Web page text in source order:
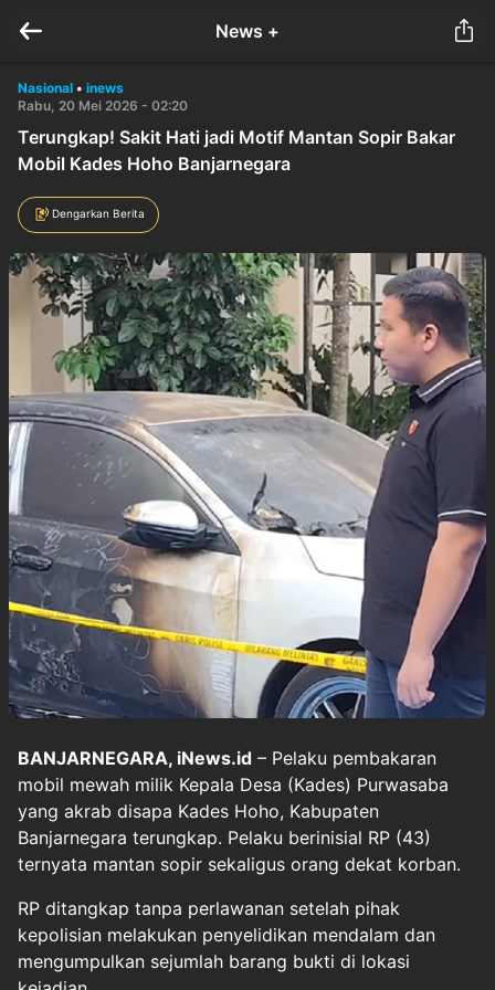
News +
Nasional • inews
Rabu, 20 Mei 2026 - 02:20
Terungkap! Sakit Hati jadi Motif Mantan Sopir Bakar
Mobil Kades Hoho Banjarnegara
Dengarkan Berita
BANJARNEGARA, iNews.id – Pelaku pembakaran
mobil mewah milik Kepala Desa (Kades) Purwasaba
yang akrab disapa Kades Hoho, Kabupaten
Banjarnegara terungkap. Pelaku berinisial RP (43)
ternyata mantan sopir sekaligus orang dekat korban.
RP ditangkap tanpa perlawanan setelah pihak
kepolisian melakukan penyelidikan mendalam dan
mengumpulkan sejumlah barang bukti di lokasi